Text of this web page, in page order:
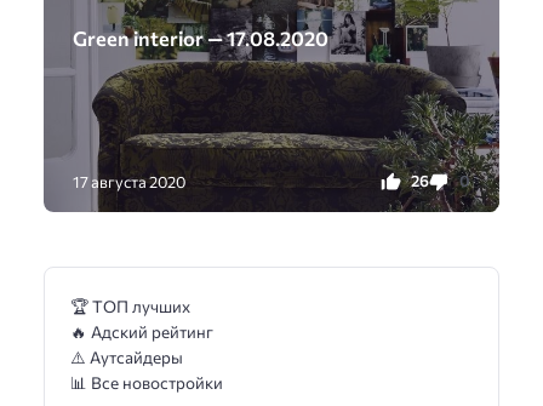
Green interior — 17.08.2020
17 августа 2020 26 0
🏆 ТОП лучших
🔥 Адский рейтинг
⚠️ Аутсайдеры
📊 Все новостройки